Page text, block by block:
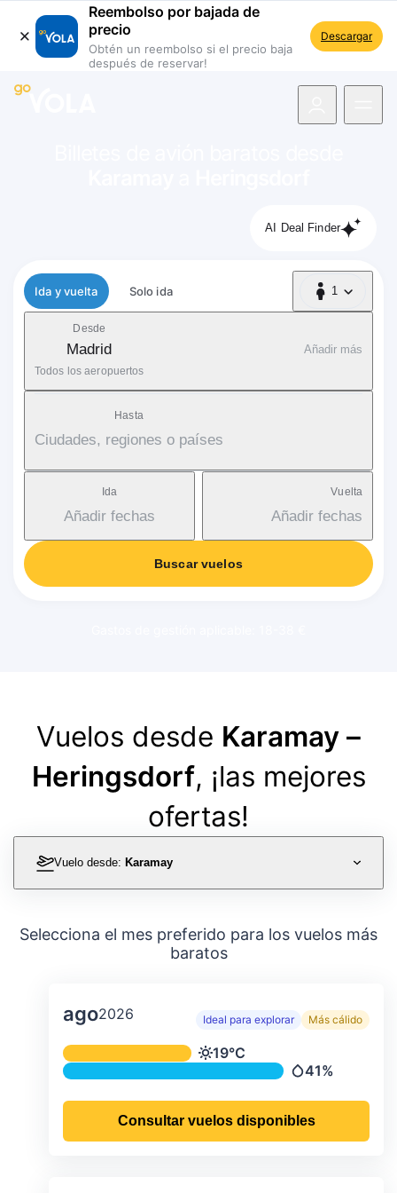
Reembolso por bajada de
precio
Obtén un reembolso si el precio baja
después de reservar!
Descargar
AI Deal Finder
Tipo de vuelo
Ida y vuelta Solo ida 1
1 Pasajero
Desde
Madrid
Todos los aeropuertos
Añadir más
Hasta
Ciudades, regiones o países
Ida
Añadir fechas
Vuelta
Añadir fechas
Buscar vuelos
Vuelos desde Karamay –
Heringsdorf, ¡las mejores
ofertas!
Vuelo desde: Karamay
Selecciona el mes preferido para los vuelos más
baratos
ago2026 Ideal para explorar Más cálido
Temperatura y precipitación media
Temperatura
19°C
Precipitación
41%
Consultar vuelos disponibles